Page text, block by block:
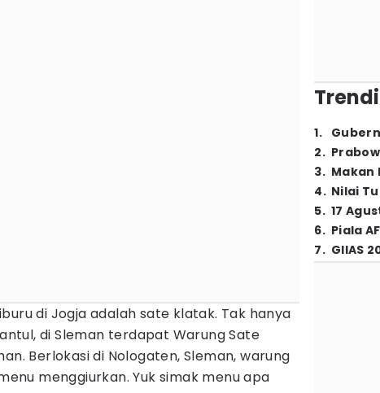
di Jogja adalah sate klatak. Tak hanya
di Sleman terdapat Warung Sate
Berlokasi di Nologaten, Sleman, warung
menggiurkan. Yuk simak menu apa
1.
2.
3. Makan
4. Nilai
5. 17
6. Piala
7. GIIAS